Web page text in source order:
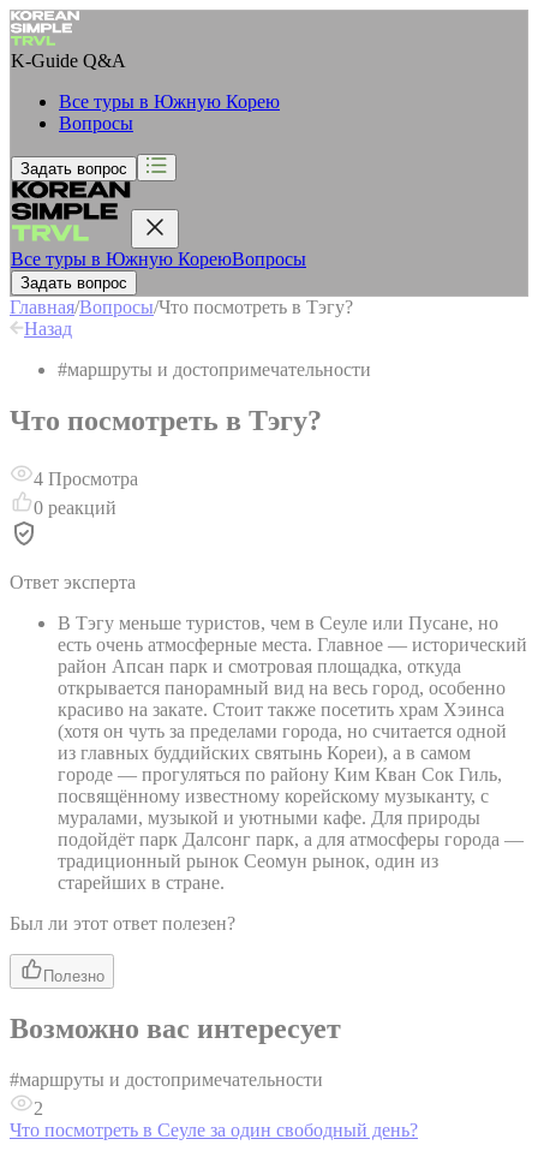
K-Guide Q&A
Все туры в Южную Корею
Вопросы
Задать вопрос
Все туры в Южную КореюВопросы
Задать вопрос
Главная/Вопросы/Что посмотреть в Тэгу?
Назад
#маршруты и достопримечательности
Что посмотреть в Тэгу?
4 Просмотра
0 реакций
Ответ эксперта
В Тэгу меньше туристов, чем в Сеуле или Пусане, но
есть очень атмосферные места. Главное — исторический
район Апсан парк и смотровая площадка, откуда
открывается панорамный вид на весь город, особенно
красиво на закате. Стоит также посетить храм Хэинса
(хотя он чуть за пределами города, но считается одной
из главных буддийских святынь Кореи), а в самом
городе — прогуляться по району Ким Кван Сок Гиль,
посвящённому известному корейскому музыканту, с
муралами, музыкой и уютными кафе. Для природы
подойдёт парк Далсонг парк, а для атмосферы города —
традиционный рынок Сеомун рынок, один из
старейших в стране.
Был ли этот ответ полезен?
Полезно
Возможно вас интересует
#маршруты и достопримечательности
2
Что посмотреть в Сеуле за один свободный день?